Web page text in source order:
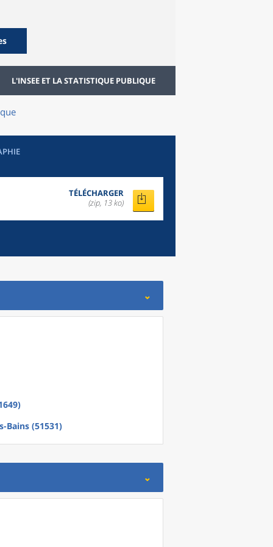
L'INSEE ET LA STATISTIQUE PUBLIQUE
TÉLÉCHARGER
(zip, 13 ko)
Bains (51531)